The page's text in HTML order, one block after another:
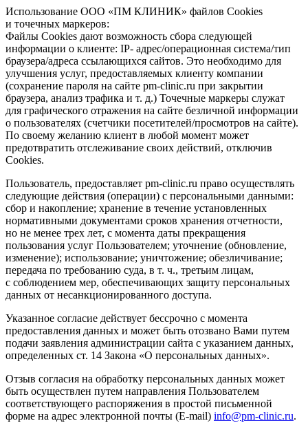
Использование ООО «ПМ КЛИНИК» файлов Cookies
и точечных маркеров:
Файлы Cookies дают возможность сбора следующей
информации о клиенте: IP- адрес/операционная система/тип
браузера/адреса ссылающихся сайтов. Это необходимо для
улучшения услуг, предоставляемых клиенту компании
(сохранение пароля на сайте pm-clinic.ru при закрытии
браузера, анализ трафика и т. д.) Точечные маркеры служат
для графического отражения на сайте безличной информации
о пользователях (счетчики посетителей/просмотров на сайте).
По своему желанию клиент в любой момент может
предотвратить отслеживание своих действий, отключив
Cookies.
Пользователь, предоставляет pm-clinic.ru право осуществлять
следующие действия (операции) с персональными данными:
сбор и накопление; хранение в течение установленных
нормативными документами сроков хранения отчетности,
но не менее трех лет, с момента даты прекращения
пользования услуг Пользователем; уточнение (обновление,
изменение); использование; уничтожение; обезличивание;
передача по требованию суда, в т. ч., третьим лицам,
с соблюдением мер, обеспечивающих защиту персональных
данных от несанкционированного доступа.
Указанное согласие действует бессрочно с момента
предоставления данных и может быть отозвано Вами путем
подачи заявления администрации сайта с указанием данных,
определенных ст. 14 Закона «О персональных данных».
Отзыв согласия на обработку персональных данных может
быть осуществлен путем направления Пользователем
соответствующего распоряжения в простой письменной
форме на адрес электронной почты (E-mail) info@pm-clinic.ru.